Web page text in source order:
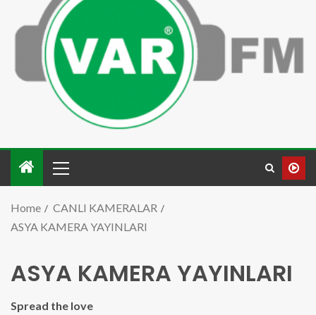
Home
CANLI KAMERALAR
ASYA KAMERA YAYINLARI
ASYA KAMERA YAYINLARI
Spread the love